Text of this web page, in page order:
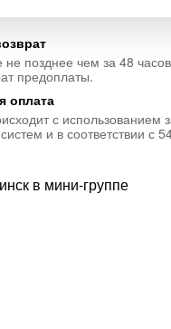
не позднее чем за 48
предоплаты.
оплата
с
и в соответствии с